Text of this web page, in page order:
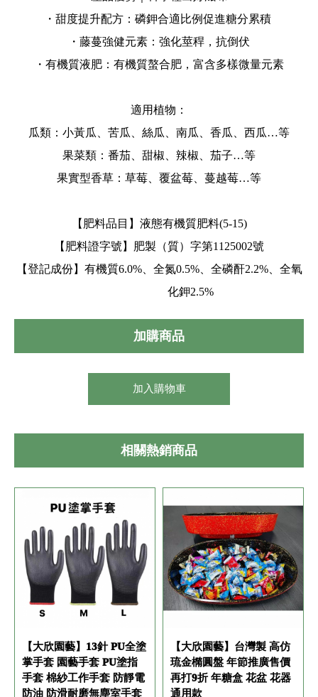
・甜度提升配方：磷鉀合適比例促進糖分累積
・藤蔓強健元素：強化莖稈，抗倒伏
・有機質液肥：有機質螯合肥，富含多樣微量元素
適用植物：
瓜類：小黃瓜、苦瓜、絲瓜、南瓜、香瓜、西瓜…等
果菜類：番茄、甜椒、辣椒、茄子…等
果實型香草：草莓、覆盆莓、蔓越莓…等
【肥料品目】液態有機質肥料(5-15)
【肥料證字號】肥製（質）字第1125002號
【登記成份】有機質6.0%、全氮0.5%、全磷酐2.2%、全氧
化鉀2.5%
加購商品
加入購物車
相關熱銷商品
【大欣園藝】13針 PU全塗
掌手套 園藝手套 PU塗指
手套 棉紗工作手套 防靜電
防油 防滑耐磨無塵室手套
【大欣園藝】台灣製 高仿
琉金橢圓盤 年節推廣售價
再打9折 年糖盒 花盆 花器
通用款